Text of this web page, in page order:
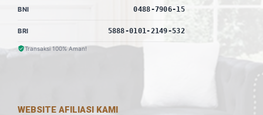
BNI 0488-7906-15
BRI 5888-0101-2149-532
Transaksi 100% Aman!
WEBSITE AFILIASI KAMI